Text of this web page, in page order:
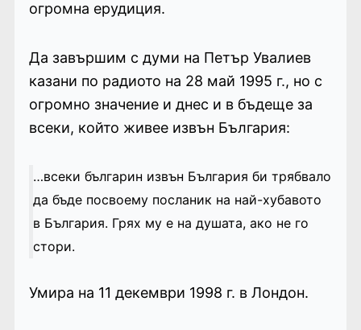
огромна ерудиция.
Да завършим с думи на Петър Увалиев
казани по радиото на 28 май 1995 г., но с
огромно значение и днес и в бъдеще за
всеки, който живее извън България:
…всеки българин извън България би трябвало
да бъде посвоему посланик на най-хубавото
в България. Грях му е на душата, ако не го
стори.
Умира на 11 декември 1998 г. в Лондон.